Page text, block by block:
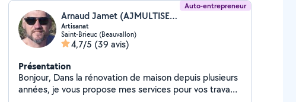
Auto-entrepreneur
Arnaud Jamet (AJMULTISERVICES)
Artisanat
Saint-Brieuc (Beauvallon)
4,7/5 (39 avis)
Présentation
Bonjour, Dans la rénovation de maison depuis plusieurs
années, je vous propose mes services pour vos travaux.